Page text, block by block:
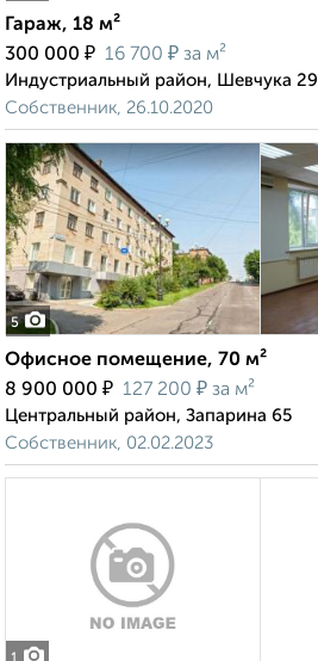
Гараж, 18 м²
300 000 ₽ 16 700 ₽ за м²
Индустриальный район, Шевчука 29
Собственник, 26.10.2020
5
Офисное помещение, 70 м²
8 900 000 ₽ 127 200 ₽ за м²
Центральный район, Запарина 65
Собственник, 02.02.2023